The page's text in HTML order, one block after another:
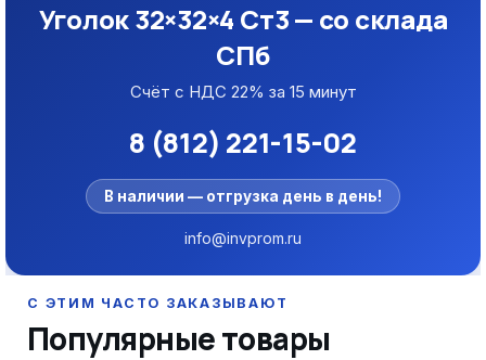
Уголок 32×32×4 Ст3 — со склада
СПб
Счёт с НДС 22% за 15 минут
8 (812) 221-15-02
В наличии — отгрузка день в день!
info@invprom.ru
Популярные товары